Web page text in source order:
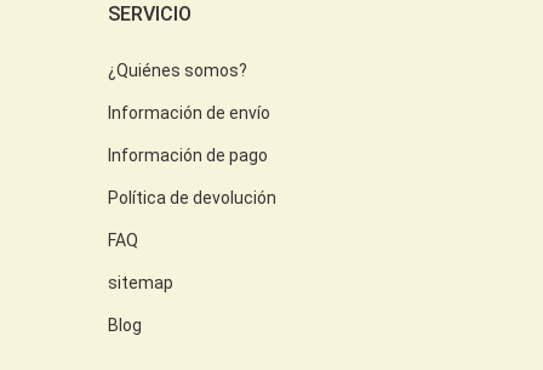
SERVICIO
¿Quiénes somos?
Información de envío
Información de pago
Política de devolución
FAQ
sitemap
Blog